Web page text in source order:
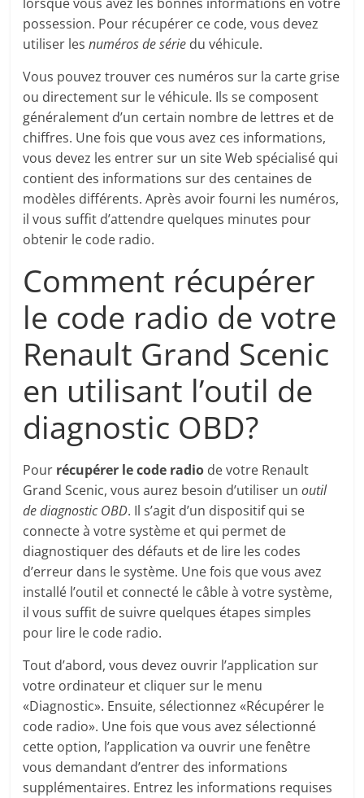
possession. Pour récupérer ce code, vous devez
utiliser lesnuméros de série du véhicule.
Vous pouvez trouver ces numéros sur la carte grise
ou directement sur le véhicule. Ils se composent
généralement d’un certain nombre de lettres et de
chiffres. Une fois que vous avez ces informations,
vous devez les entrer sur un site Web spécialisé qui
contient des informations sur des centaines de
modèles différents. Après avoir fourni les numéros,
il vous suffit d’attendre quelques minutes pour
obtenir le code radio.
Comment récupérer
le code radio de votre
Renault Grand Scenic
en utilisant l’outil de
diagnostic OBD?
Pour récupérer le code radio de votre Renault
Grand Scenic, vous aurez besoin d’utiliser unoutil
de diagnostic OBD. Il s’agit d’un dispositif qui se
connecte à votre système et qui permet de
diagnostiquer des défauts et de lire les codes
d’erreur dans le système. Une fois que vous avez
installé l’outil et connecté le câble à votre système,
il vous suffit de suivre quelques étapes simples
pour lire le code radio.
Tout d’abord, vous devez ouvrir l’application sur
votre ordinateur et cliquer sur le menu
«Diagnostic». Ensuite, sélectionnez «Récupérer le
code radio». Une fois que vous avez sélectionné
cette option, l’application va ouvrir une fenêtre
vous demandant d’entrer des informations
supplémentaires. Entrez les informations requises